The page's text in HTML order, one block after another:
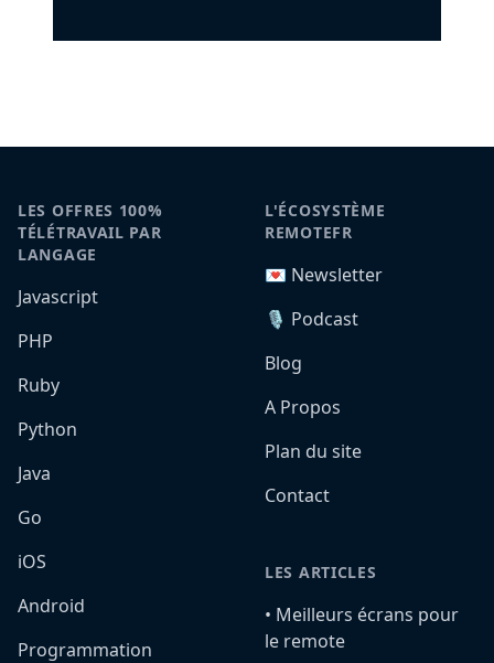
LES OFFRES 100%
TÉLÉTRAVAIL PAR
LANGAGE
Javascript
PHP
Ruby
Python
Java
Go
iOS
Android
Programmation
L'ÉCOSYSTÈME
REMOTEFR
💌 Newsletter
🎙️ Podcast
Blog
A Propos
Plan du site
Contact
LES ARTICLES
•️ Meilleurs écrans pour
le remote